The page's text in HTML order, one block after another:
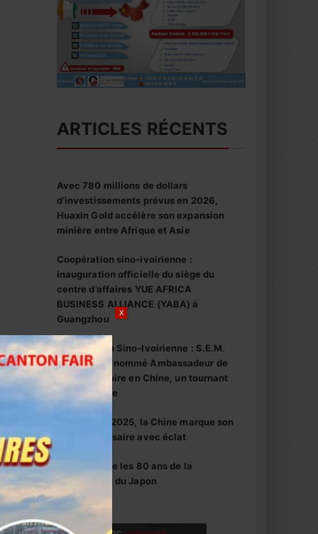
ARTICLES RÉCENTS
Avec 780 millions de dollars
d’investissements prévus en 2026,
Huaxin Gold accélère son expansion
minière entre Afrique et Asie
Coopération sino-ivoirienne :
inauguration officielle du siège du
centre d’affaires YUE AFRICA
BUSINESS ALLIANCE (YABA) à
Guangzhou
Coopération Sino-Ivoirienne : S.E.M.
Abou Dosso nommé Ambassadeur de
la Côte d’Ivoire en Chine, un tournant
diplomatique
1er octobre 2025, la Chine marque son
76e anniversaire avec éclat
La Chine fête les 80 ans de la
capitulation du Japon
X